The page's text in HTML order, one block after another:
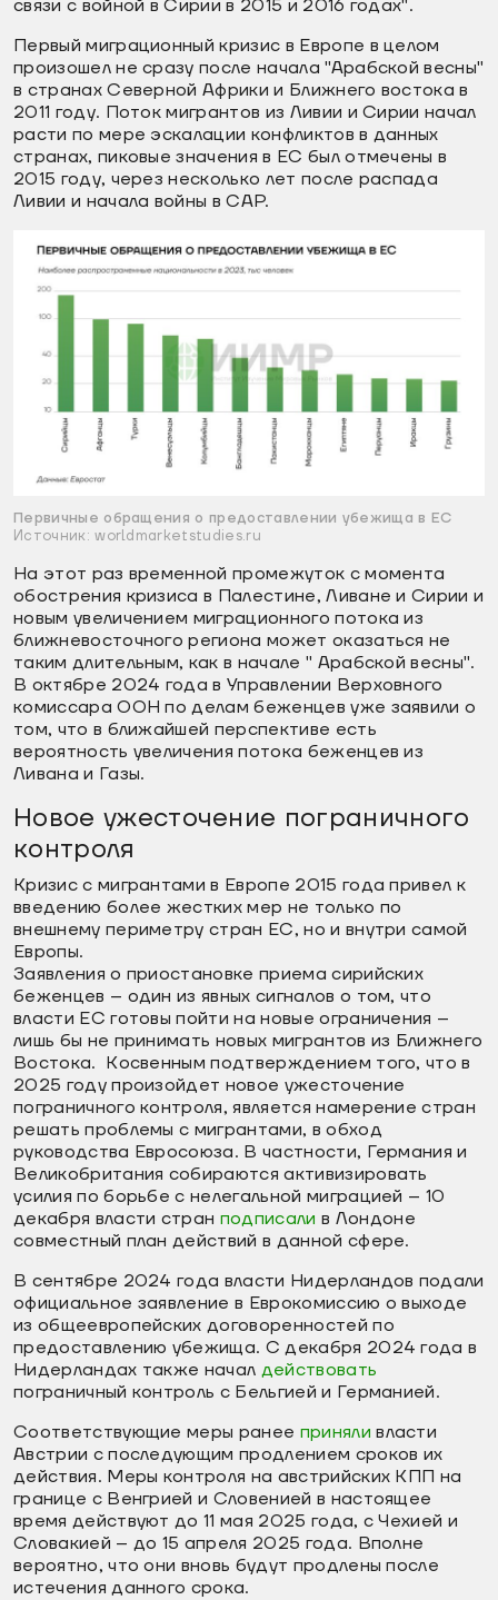
связи с войной в Сирии в 2015 и 2016 годах".
Первый миграционный кризис в Европе в целом
произошел не сразу после начала "Арабской весны"
в странах Северной Африки и Ближнего востока в
2011 году. Поток мигрантов из Ливии и Сирии начал
расти по мере эскалации конфликтов в данных
странах, пиковые значения в ЕС был отмечены в
2015 году, через несколько лет после распада
Ливии и начала войны в САР.
Первичные обращения о предоставлении убежища в ЕС
Источник: worldmarketstudies.ru
На этот раз временной промежуток с момента
обострения кризиса в Палестине, Ливане и Сирии и
новым увеличением миграционного потока из
ближневосточного региона может оказаться не
таким длительным, как в начале " Арабской весны".
В октябре 2024 года в Управлении Верховного
комиссара ООН по делам беженцев уже заявили о
том, что в ближайшей перспективе есть
вероятность увеличения потока беженцев из
Ливана и Газы.
Новое ужесточение пограничного
контроля
Кризис с мигрантами в Европе 2015 года привел к
введению более жестких мер не только по
внешнему периметру стран ЕС, но и внутри самой
Европы.
Заявления о приостановке приема сирийских
беженцев – один из явных сигналов о том, что
власти ЕС готовы пойти на новые ограничения –
лишь бы не принимать новых мигрантов из Ближнего
Востока. Косвенным подтверждением того, что в
2025 году произойдет новое ужесточение
пограничного контроля, является намерение стран
решать проблемы с мигрантами, в обход
руководства Евросоюза. В частности, Германия и
Великобритания собираются активизировать
усилия по борьбе с нелегальной миграцией – 10
декабря власти стран подписали в Лондоне
совместный план действий в данной сфере.
В сентябре 2024 года власти Нидерландов подали
официальное заявление в Еврокомиссию о выходе
из общеевропейских договоренностей по
предоставлению убежища. С декабря 2024 года в
Нидерландах также начал действовать
пограничный контроль с Бельгией и Германией.
Соответствующие меры ранее приняли власти
Австрии с последующим продлением сроков их
действия. Меры контроля на австрийских КПП на
границе с Венгрией и Словенией в настоящее
время действуют до 11 мая 2025 года, с Чехией и
Словакией – до 15 апреля 2025 года. Вполне
вероятно, что они вновь будут продлены после
истечения данного срока.